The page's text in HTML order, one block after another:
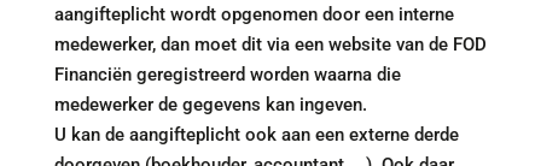
aangifteplicht wordt opgenomen door een interne
medewerker, dan moet dit via een website van de FOD
Financiën geregistreerd worden waarna die
medewerker de gegevens kan ingeven.
U kan de aangifteplicht ook aan een externe derde